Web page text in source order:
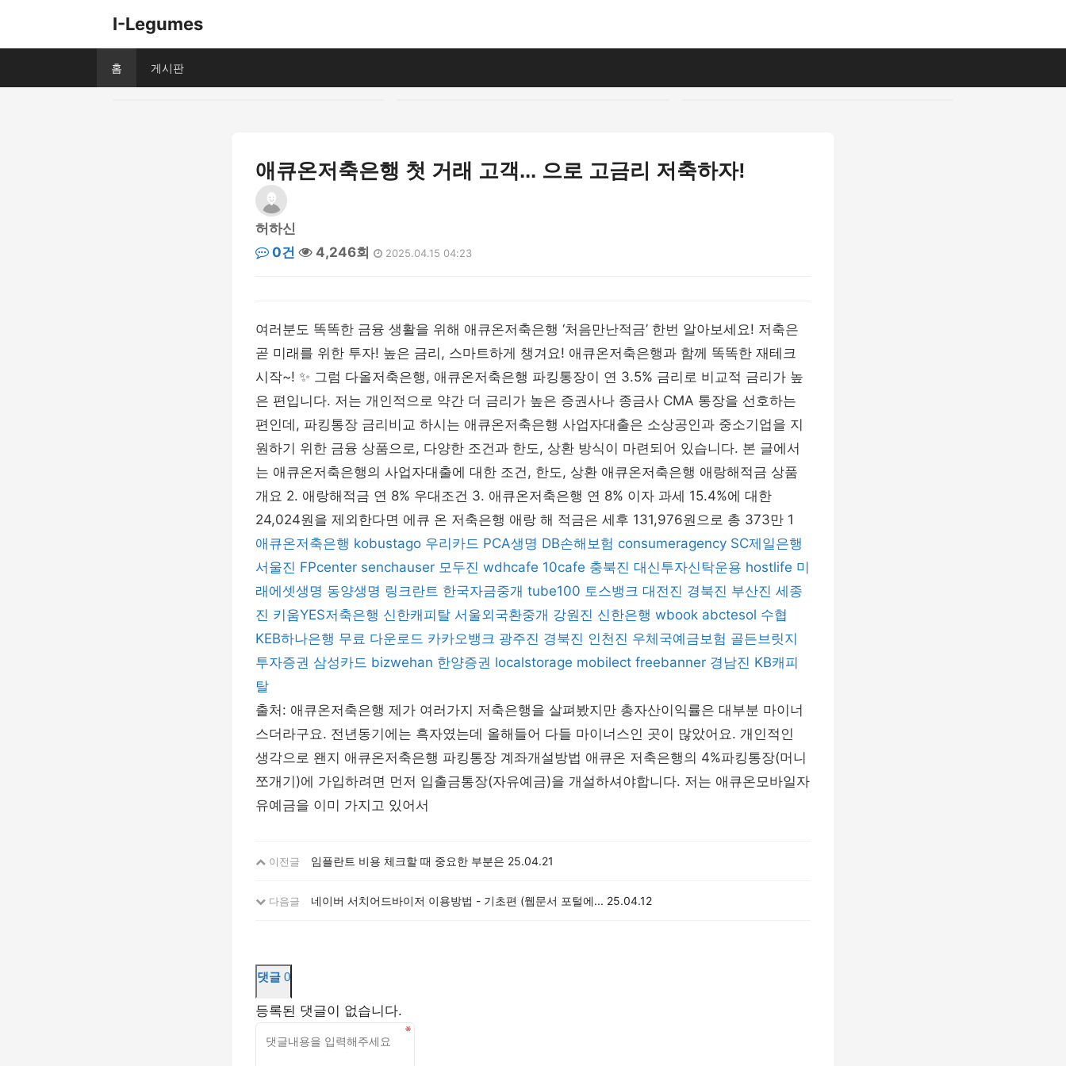
I-Legumes
홈 게시판
애큐온저축은행 첫 거래 고객... 으로 고금리 저축하자!
허하신
0건
4,246회 2025.04.15 04:23
여러분도 똑똑한 금융 생활을 위해 애큐온저축은행 ‘처음만난적금’ 한번 알아보세요! 저축은
곧 미래를 위한 투자! 높은 금리, 스마트하게 챙겨요! 애큐온저축은행과 함께 똑똑한 재테크
시작~! ✨ 그럼 다올저축은행, 애큐온저축은행 파킹통장이 연 3.5% 금리로 비교적 금리가 높
은 편입니다. 저는 개인적으로 약간 더 금리가 높은 증권사나 종금사 CMA 통장을 선호하는
편인데, 파킹통장 금리비교 하시는 애큐온저축은행 사업자대출은 소상공인과 중소기업을 지
원하기 위한 금융 상품으로, 다양한 조건과 한도, 상환 방식이 마련되어 있습니다. 본 글에서
는 애큐온저축은행의 사업자대출에 대한 조건, 한도, 상환 애큐온저축은행 애랑해적금 상품
개요 2. 애랑해적금 연 8% 우대조건 3. 애큐온저축은행 연 8% 이자 과세 15.4%에 대한
24,024원을 제외한다면 에큐 온 저축은행 애랑 해 적금은 세후 131,976원으로 총 373만 1
애큐온저축은행 kobustago 우리카드 PCA생명 DB손해보험 consumeragency SC제일은행
서울진 FPcenter senchauser 모두진 wdhcafe 10cafe 충북진 대신투자신탁운용 hostlife 미
래에셋생명 동양생명 링크란트 한국자금중개 tube100 토스뱅크 대전진 경북진 부산진 세종
진 키움YES저축은행 신한캐피탈 서울외국환중개 강원진 신한은행 wbook abctesol 수협
KEB하나은행 무료 다운로드 카카오뱅크 광주진 경북진 인천진 우체국예금보험 골든브릿지
투자증권 삼성카드 bizwehan 한양증권 localstorage mobilect freebanner 경남진 KB캐피
탈
출처: 애큐온저축은행 제가 여러가지 저축은행을 살펴봤지만 총자산이익률은 대부분 마이너
스더라구요. 전년동기에는 흑자였는데 올해들어 다들 마이너스인 곳이 많았어요. 개인적인
생각으로 왠지 애큐온저축은행 파킹통장 계좌개설방법 애큐온 저축은행의 4%파킹통장(머니
쪼개기)에 가입하려면 먼저 입출금통장(자유예금)을 개설하셔야합니다. 저는 애큐온모바일자
유예금을 이미 가지고 있어서
이전글 임플란트 비용 체크할 때 중요한 부분은 25.04.21
다음글 네이버 서치어드바이저 이용방법 - 기초편 (웹문서 포털에... 25.04.12
댓글 0
등록된 댓글이 없습니다.